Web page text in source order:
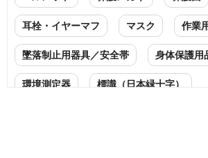
耳栓・イヤーマフ マスク 作業
墜落制止用器具／安全帯 身体保護用
環境測定器 標識（日本緑十字）